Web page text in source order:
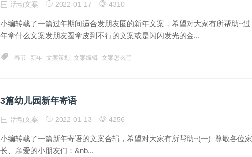
活动文案 2022-01-17 4310
小编转载了一篇过年期间适合发朋友圈的新年文案，希望对大家有所帮助~过
年拿什么文案发朋友圈拿皮到不行的文案或是闪闪发光的金...
春节 新年 文案策划 文案编辑 文案怎么写
3篇幼儿园新年寄语
活动文案 2022-01-13 4256
小编转载了一篇新年寄语的文案合辑，希望对大家有所帮助~(一) 尊敬各位家
长、亲爱的小朋友们：&nb...